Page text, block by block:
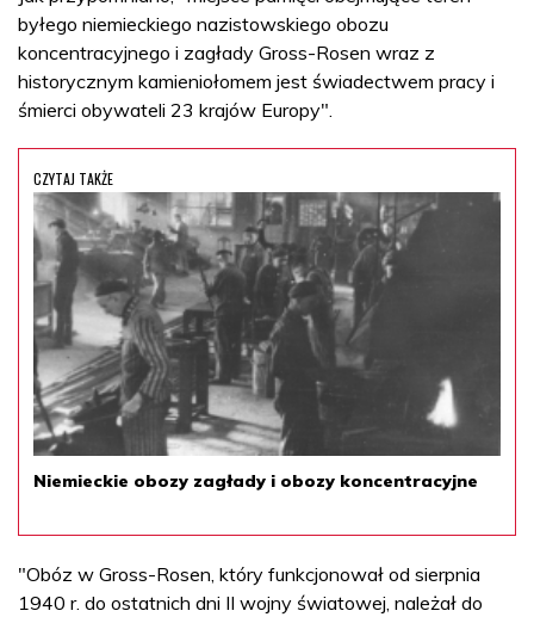
byłego niemieckiego nazistowskiego obozu
koncentracyjnego i zagłady Gross-Rosen wraz z
historycznym kamieniołomem jest świadectwem pracy i
śmierci obywateli 23 krajów Europy".
CZYTAJ TAKŻE
Niemieckie obozy zagłady i obozy koncentracyjne
"Obóz w Gross-Rosen, który funkcjonował od sierpnia
1940 r. do ostatnich dni II wojny światowej, należał do